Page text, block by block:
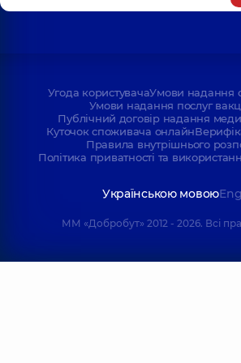
Угода користувачаУмови надання
Умови надання послуг
Публічний договір надання
Куточок споживача онлайн
Правила внутрішнього
Політика приватності та
Українською мовою
ММ «Добробут» 2012 - 2026. Всі